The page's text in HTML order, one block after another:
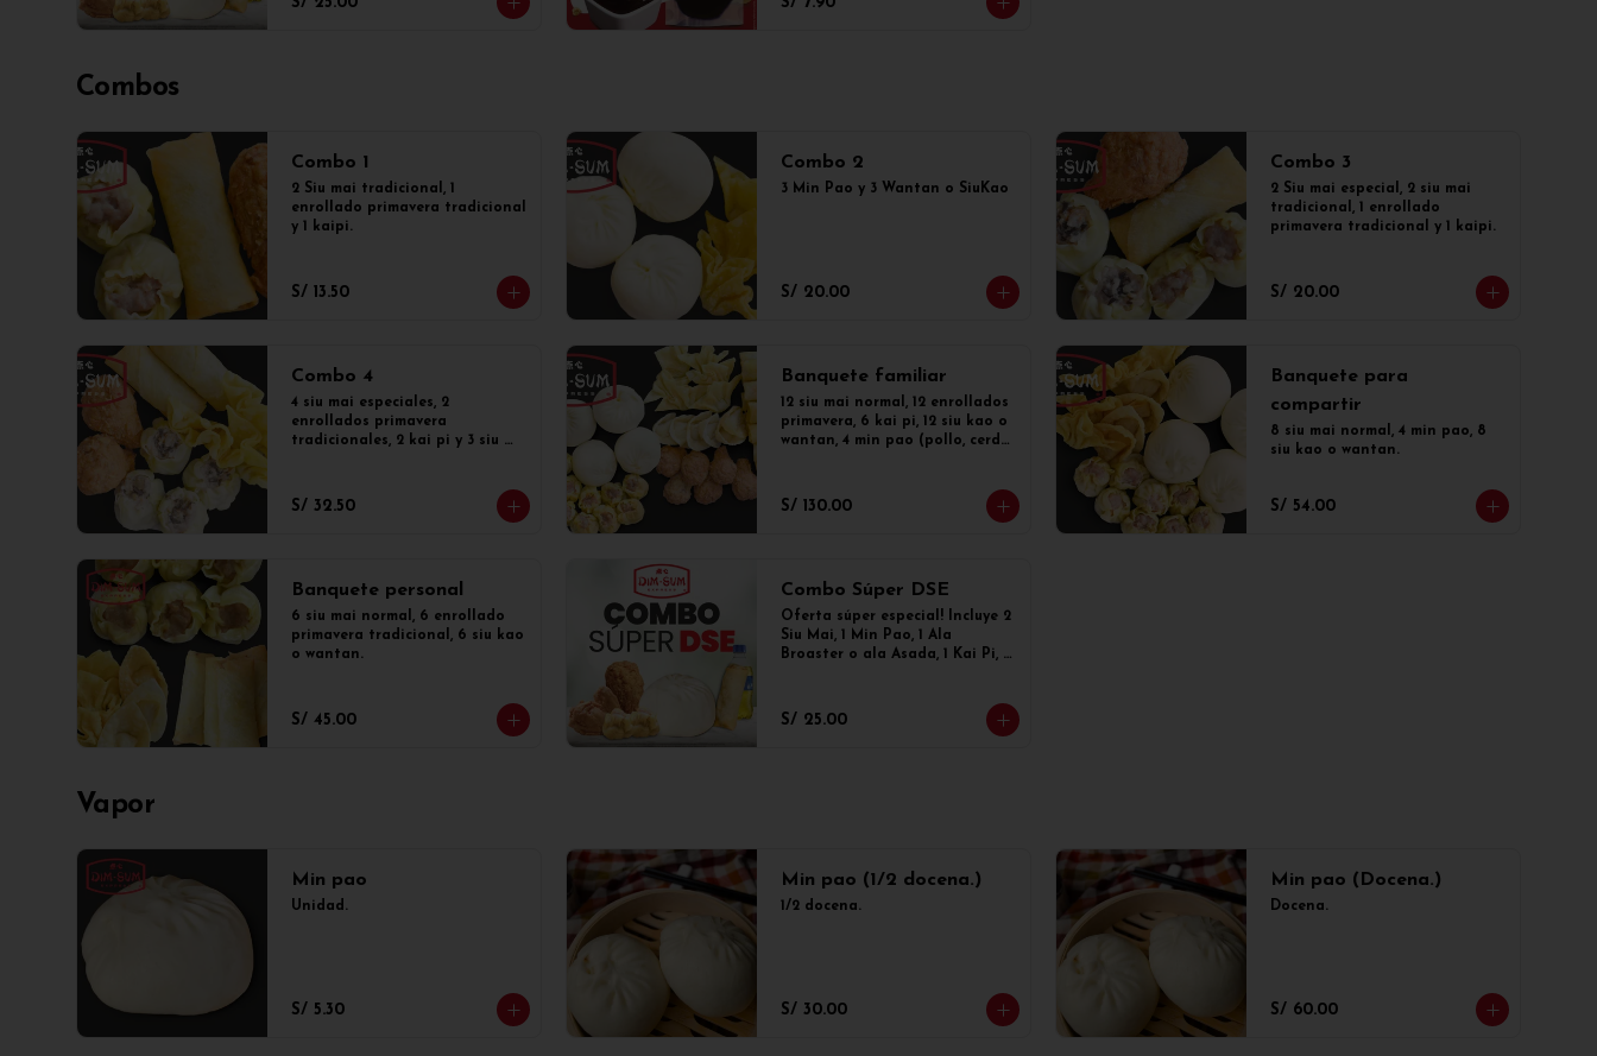
Combos
Combo 1
2 Siu mai tradicional, 1
enrollado primavera tradicional
y 1 kaipi.
S/ 13.50
Combo 2
3 Min Pao y 3 Wantan o SiuKao
S/ 20.00
Combo 3
2 Siu mai especial, 2 siu mai
tradicional, 1 enrollado
primavera tradicional y 1 kaipi.
S/ 20.00
Combo 4
4 siu mai especiales, 2
enrollados primavera
tradicionales, 2 kai pi y 3 siu
S/ 32.50
Banquete familiar
12 siu mai normal, 12 enrollados
primavera, 6 kai pi, 12 siu kao o
wantan, 4 min pao (pollo, cerdo,
S/ 130.00
Banquete para
compartir
8 siu mai normal, 4 min pao, 8
siu kao o wantan.
S/ 54.00
Banquete personal
6 siu mai normal, 6 enrollado
primavera tradicional, 6 siu kao
o wantan.
S/ 45.00
Combo Súper DSE
Oferta súper especial! Incluye 2
Siu Mai, 1 Min Pao, 1 Ala
Broaster o ala Asada, 1 Kai Pi, 1
S/ 25.00
Vapor
Min pao
Unidad.
S/ 5.30
Min pao (1/2 docena.)
1/2 docena.
S/ 30.00
Min pao (Docena.)
Docena.
S/ 60.00